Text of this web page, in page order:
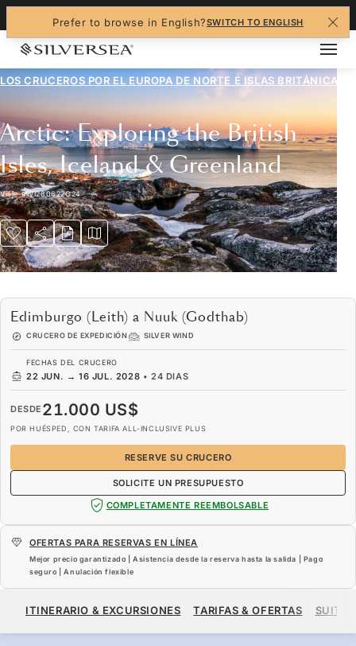
Prefer to browse in English?SWITCH TO ENGLISH
LOS CRUCEROS POR ELEUROPA DE NORTE E ISLAS BRITÁNICAS
Arctic: Exploring the British
Isles, Iceland & Greenland
Viaje#WI280622C24
Edimburgo (Leith) a Nuuk (Godthab)
CRUCERO DE EXPEDICIÓN SILVER WIND
FECHAS DEL CRUCERO
22 JUN. → 16 JUL. 2028 •24 DIAS
DESDE 21.000 US$
POR HUÉSPED, CON TARIFA ALL-INCLUSIVE PLUS
RESERVE SU CRUCERO
SOLICITE UN PRESUPUESTO
COMPLETAMENTE REEMBOLSABLE
OFERTAS PARA RESERVAS EN LÍNEA
Mejor precio garantizado | Asistencia desde la reserva hasta la salida | Pago
seguro | Anulación flexible
21.000 US$
ITINERARIO & EXCURSIONES TARIFAS & OFERTAS SUITES